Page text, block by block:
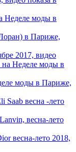
Неделе моды в
в Париже,
2017, видео
на Неделе моды в
моды в Париже,
Saab весна -лето
весна-лето
весна-лето 2018,